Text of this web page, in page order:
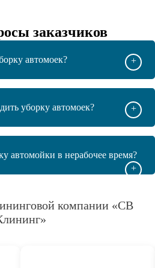
заказчиков
автомоек? +
уборку автомоек? +
автомойки в нерабочее время?
+
компании «СВ